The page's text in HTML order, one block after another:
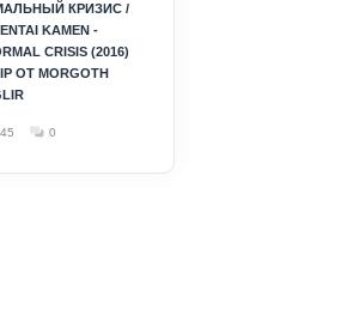
КРИЗИС /
KAMEN -
CRISIS (2016)
ОТ MORGOTH
0